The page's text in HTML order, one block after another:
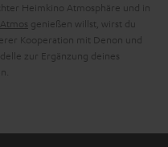
Heimkino Atmosphäre und in
genießen willst, wirst du
Kooperation mit Denon und
zur Ergänzung deines